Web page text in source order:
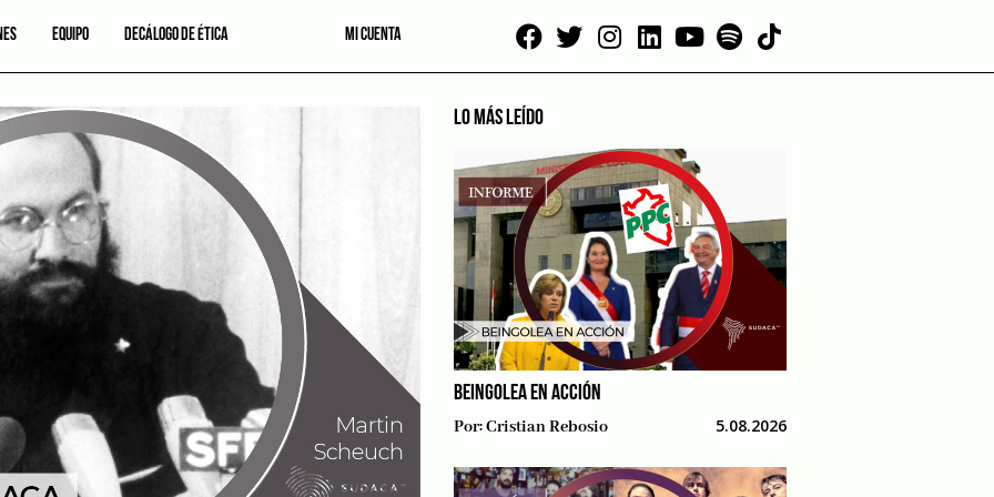
EQUIPO DECÁLOGO DE ÉTICA MI CUENTA
LO MÁS LEÍDO
BEINGOLEA EN ACCIÓN
Por:Cristian Rebosio 5.08.2026